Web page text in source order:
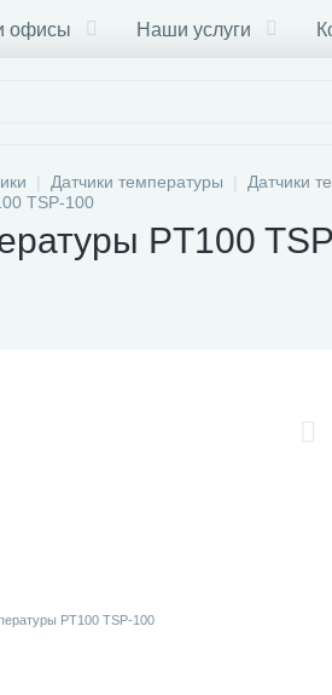
офисы Наши услуги
Датчики температуры Датчики
TSP-100
PT100